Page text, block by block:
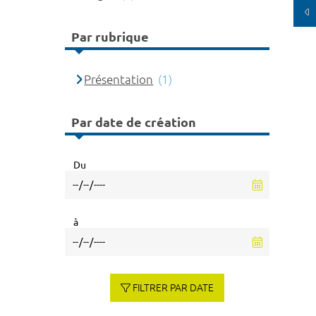
Par rubrique
Présentation (1)
Par date de création
Du
à
FILTRER PAR DATE